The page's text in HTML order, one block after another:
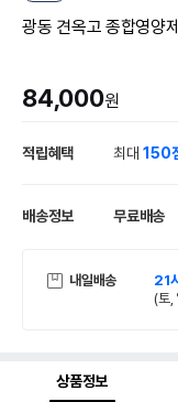
광동 견옥고 종합영양
84,000원
적립혜택 최대150
배송정보 무료배송
내일배송 21
(토,
상품정보